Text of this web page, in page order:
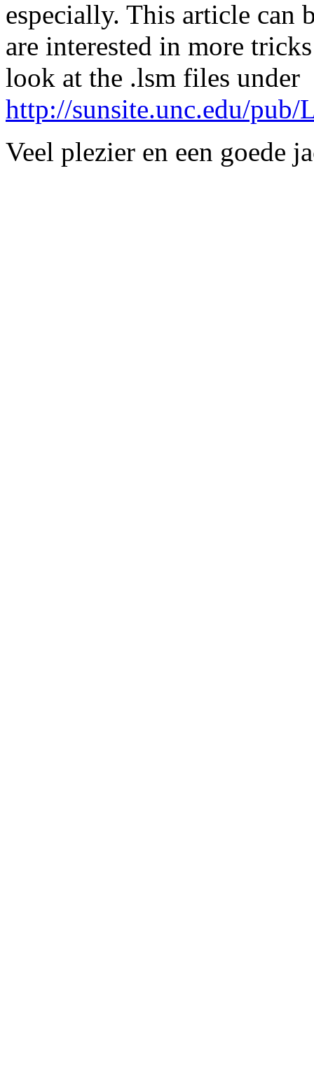
especially. This article can
are interested in more
look at the .lsm files under
http://sunsite.unc.edu/
Veel plezier en een goede